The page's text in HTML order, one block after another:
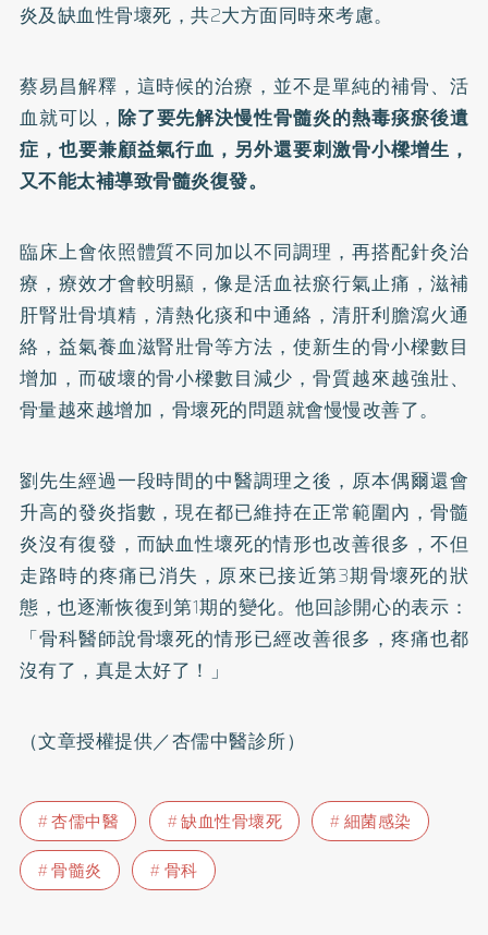
炎及缺血性骨壞死，共2大方面同時來考慮。
蔡易昌解釋，這時候的治療，並不是單純的補骨、活
血就可以， 除了要先解決慢性骨髓炎的熱毒痰瘀後遺
症，也要兼顧益氣行血，另外還要刺激骨小樑增生，
又不能太補導致骨髓炎復發。
臨床上會依照體質不同加以不同調理，再搭配針灸治
療，療效才會較明顯，像是活血祛瘀行氣止痛，滋補
肝腎壯骨填精，清熱化痰和中通絡，清肝利膽瀉火通
絡，益氣養血滋腎壯骨等方法，使新生的骨小樑數目
增加，而破壞的骨小樑數目減少，骨質越來越強壯、
骨量越來越增加，骨壞死的問題就會慢慢改善了。
劉先生經過一段時間的中醫調理之後，原本偶爾還會
升高的發炎指數，現在都已維持在正常範圍內，骨髓
炎沒有復發，而缺血性壞死的情形也改善很多，不但
走路時的疼痛已消失，原來已接近第3期骨壞死的狀
態，也逐漸恢復到第1期的變化。他回診開心的表示：
「骨科醫師說骨壞死的情形已經改善很多，疼痛也都
沒有了，真是太好了！」
（文章授權提供／杏儒中醫診所）
杏儒中醫 缺血性骨壞死
細菌感染
骨髓炎
骨科